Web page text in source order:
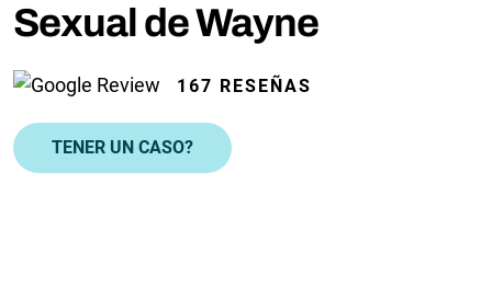
Sexual de Wayne
167 RESEÑAS
TENER UN CASO?